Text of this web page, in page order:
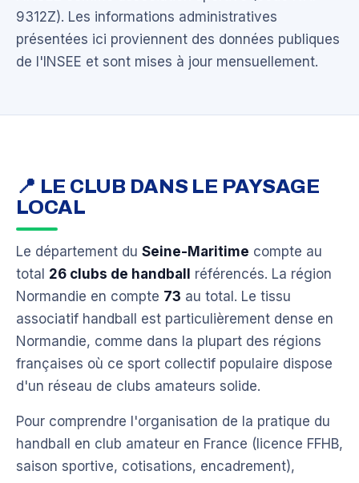
9312Z). Les informations administratives
présentées ici proviennent des données publiques
de l'INSEE et sont mises à jour mensuellement.
📍 LE CLUB DANS LE PAYSAGE
LOCAL
Le département du Seine-Maritime compte au
total 26 clubs de handball
référencés. La région
Normandie en compte 73 au total. Le tissu
associatif handball est particulièrement dense en
Normandie, comme dans la plupart des régions
françaises où ce sport collectif populaire dispose
d'un réseau de clubs amateurs solide.
Pour comprendre l'organisation de la pratique du
handball en club amateur en France (licence FFHB,
saison sportive, cotisations, encadrement),